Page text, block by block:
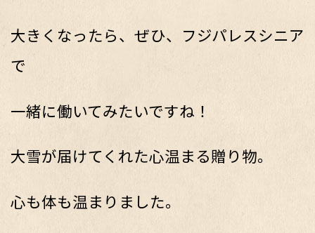
大きくなったら、ぜひ、フジパレスシニア
で
一緒に働いてみたいですね！
大雪が届けてくれた心温まる贈り物。
心も体も温まりました。